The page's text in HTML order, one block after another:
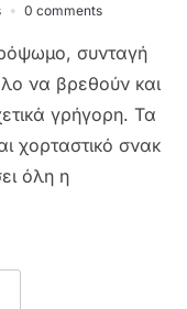
0 comments
συνταγή
να βρεθούν και
γρήγορη. Τα
χορταστικό σνακ
όλη η